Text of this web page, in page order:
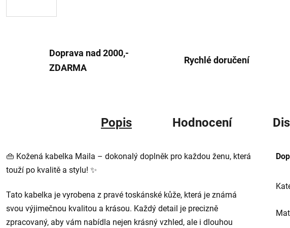
Doprava nad 2000,-
ZDARMA
Rychlé doručení
Popis Hodnocení
👜 Kožená kabelka Maila – dokonalý doplněk pro každou ženu, která
touží po kvalitě a stylu! ✨
Tato kabelka je vyrobena z pravé toskánské kůže, která je známá
svou výjimečnou kvalitou a krásou. Každý detail je precizně
zpracovaný, aby vám nabídla nejen krásný vzhled, ale i dlouhou